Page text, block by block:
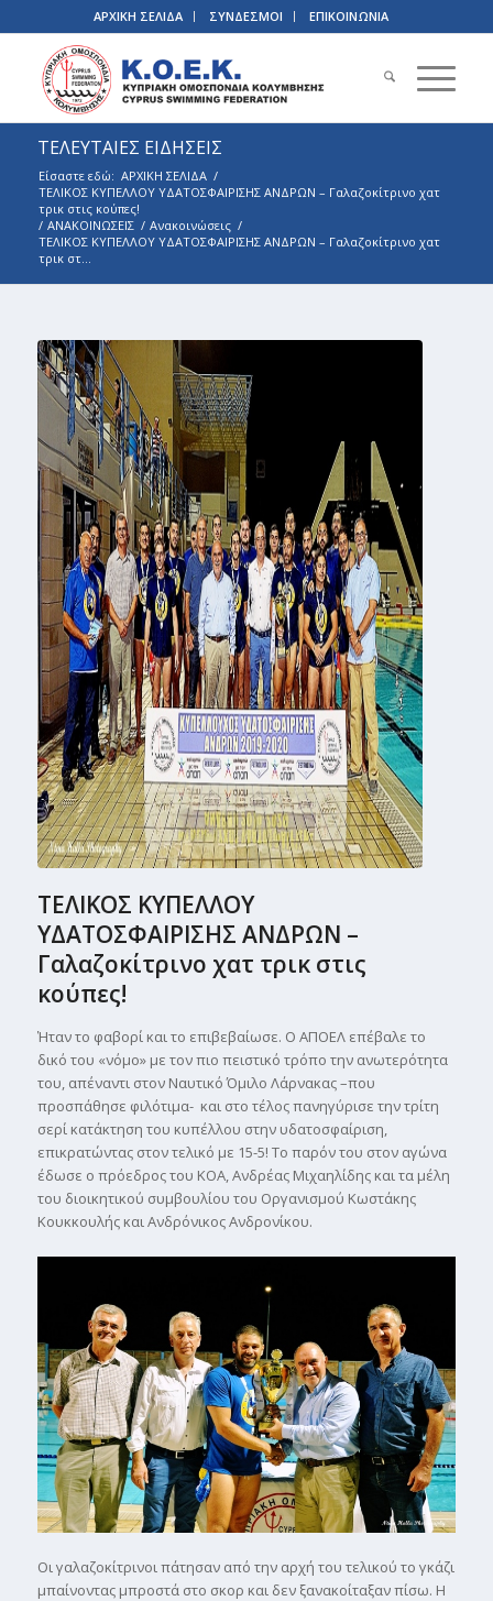
ΑΡΧΙΚΗ ΣΕΛΙΔΑ ΣΥΝΔΕΣΜΟΙ ΕΠΙΚΟΙΝΩΝΙΑ
ΤΕΛΕΥΤΑΙΕΣ ΕΙΔΗΣΕΙΣ
Είσαστε εδώ: ΑΡΧΙΚΗ ΣΕΛΙΔΑ /
ΤΕΛΙΚΟΣ ΚΥΠΕΛΛΟΥ ΥΔΑΤΟΣΦΑΙΡΙΣΗΣ ΑΝΔΡΩΝ – Γαλαζοκίτρινο χατ
τρικ στις κούπες!
/ ΑΝΑΚΟΙΝΩΣΕΙΣ / Ανακοινώσεις /
ΤΕΛΙΚΟΣ ΚΥΠΕΛΛΟΥ ΥΔΑΤΟΣΦΑΙΡΙΣΗΣ ΑΝΔΡΩΝ – Γαλαζοκίτρινο χατ
τρικ στ...
ΤΕΛΙΚΟΣ ΚΥΠΕΛΛΟΥ
ΥΔΑΤΟΣΦΑΙΡΙΣΗΣ ΑΝΔΡΩΝ –
Γαλαζοκίτρινο χατ τρικ στις
κούπες!
Ήταν το φαβορί και το επιβεβαίωσε. Ο ΑΠΟΕΛ επέβαλε το
δικό του «νόμο» με τον πιο πειστικό τρόπο την ανωτερότητα
του, απέναντι στον Ναυτικό Όμιλο Λάρνακας –που
προσπάθησε φιλότιμα- και στο τέλος πανηγύρισε την τρίτη
σερί κατάκτηση του κυπέλλου στην υδατοσφαίριση,
επικρατώντας στον τελικό με 15-5! Το παρόν του στον αγώνα
έδωσε ο πρόεδρος του ΚΟΑ, Ανδρέας Μιχαηλίδης και τα μέλη
του διοικητικού συμβουλίου του Οργανισμού Κωστάκης
Κουκκουλής και Ανδρόνικος Ανδρονίκου.
Οι γαλαζοκίτρινοι πάτησαν από την αρχή του τελικού το γκάζι
μπαίνοντας μπροστά στο σκορ και δεν ξανακοίταξαν πίσω. Η